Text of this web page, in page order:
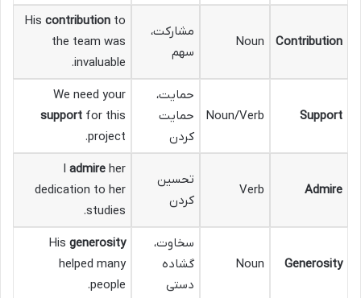
Contribution
Noun
مشارکت،
سهم
His contribution to
the team was
invaluable.
Support
Noun/Verb
حمایت،
حمایت
کردن
We need your
support for this
project.
Admire
Verb
تحسین
کردن
I admire her
dedication to her
studies.
Generosity
Noun
سخاوت،
گشاده
دستی
His generosity
helped many
people.